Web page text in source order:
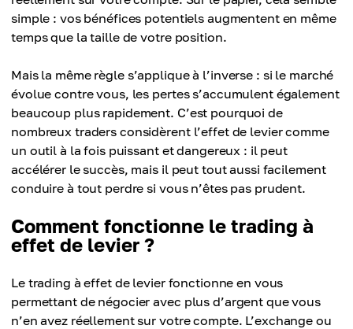
simple : vos bénéfices potentiels augmentent en même
temps que la taille de votre position.
Mais la même règle s’applique à l’inverse : si le marché
évolue contre vous, les pertes s’accumulent également
beaucoup plus rapidement. C’est pourquoi de
nombreux traders considèrent l’effet de levier comme
un outil à la fois puissant et dangereux : il peut
accélérer le succès, mais il peut tout aussi facilement
conduire à tout perdre si vous n’êtes pas prudent.
Comment fonctionne le trading à
effet de levier ?
Le trading à effet de levier fonctionne en vous
permettant de négocier avec plus d’argent que vous
n’en avez réellement sur votre compte. L’exchange ou